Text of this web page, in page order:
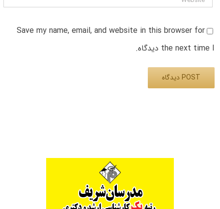
Save my name, email, and website in this browser for
the next time I دیدگاه.